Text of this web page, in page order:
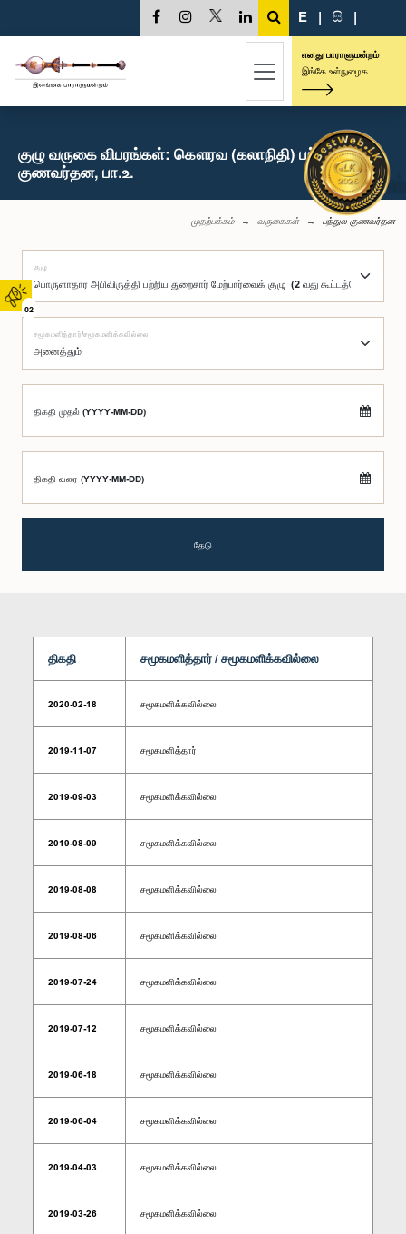
02
E | සි |
எனது பாராளுமன்றம்
இங்கே உள்நுழைக
குழு வருகை விபரங்கள்: கௌரவ (கலாநிதி) பந்துல
குணவர்தன, பா.உ.
முதற்பக்கம் வருகைகள் பந்துல குணவர்தன
குழு
சமூகமளித்தார்/சமூகமளிக்கவில்லை
திகதி முதல் (YYYY-MM-DD)
திகதி வரை (YYYY-MM-DD)
தேடு
திகதி சமூகமளித்தார் / சமூகமளிக்கவில்லை
2020-02-18 சமூகமளிக்கவில்லை
2019-11-07 சமூகமளித்தார்
2019-09-03 சமூகமளிக்கவில்லை
2019-08-09 சமூகமளிக்கவில்லை
2019-08-08 சமூகமளிக்கவில்லை
2019-08-06 சமூகமளிக்கவில்லை
2019-07-24 சமூகமளிக்கவில்லை
2019-07-12 சமூகமளிக்கவில்லை
2019-06-18 சமூகமளிக்கவில்லை
2019-06-04 சமூகமளிக்கவில்லை
2019-04-03 சமூகமளிக்கவில்லை
2019-03-26 சமூகமளிக்கவில்லை